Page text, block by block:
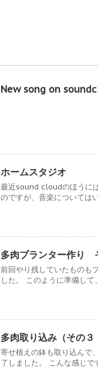
New song on
ホームスタジオ
最近sound cloudのほうに
のですが、音楽については
多肉プランター作り
前回やり残していたものも
した。 このように準備して
多肉取り込み（その３
寄せ植えの鉢も取り込んで
了しました。 こんな感じで